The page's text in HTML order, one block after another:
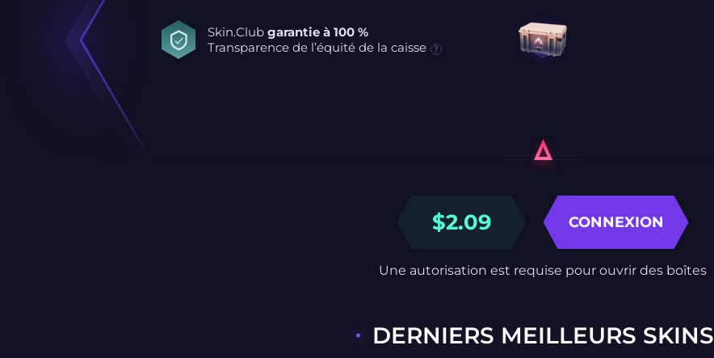
Skin.Club garantie à 100 %
Transparence de l’équité de la caisse
$2.09 CONNEXION
Une autorisation est requise pour ouvrir des boîtes
DERNIERS MEILLEURS SKINS